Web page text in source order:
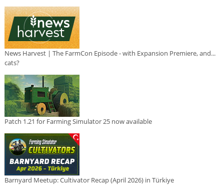
News Harvest | The FarmCon Episode - with Expansion Premiere, and...
cats?
Patch 1.21 for Farming Simulator 25 now available
Barnyard Meetup: Cultivator Recap (April 2026) in Türkiye